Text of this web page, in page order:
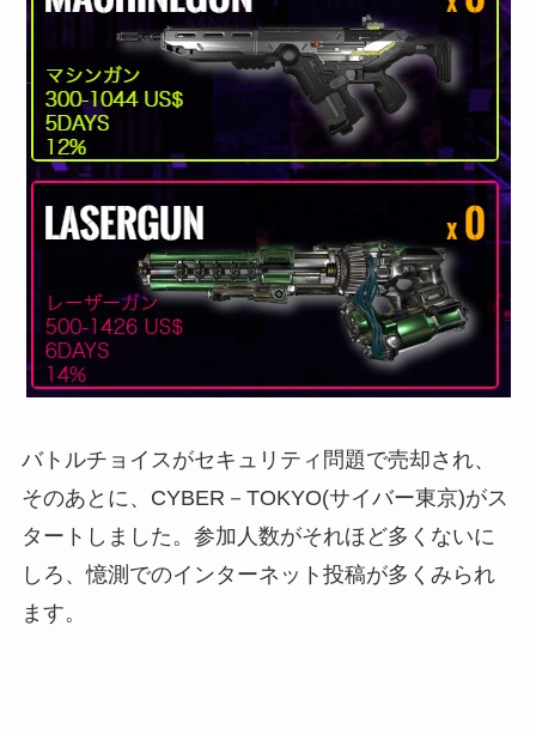
バトルチョイスがセキュリティ問題で売却され、
そのあとに、CYBER－TOKYO(サイバー東京)がス
タートしました。 参加人数がそれほど多くないに
しろ、憶測でのインターネット投稿が多くみられ
ます。